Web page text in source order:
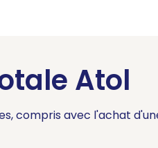
Atol
compris avec l'achat